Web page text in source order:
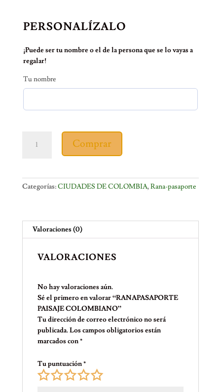
PERSONALÍZALO
¡Puede ser tu nombre o el de la persona que se lo vayas a
regalar!
Tu nombre
RANAPASAPORTE
PAISAJE
COLOMBIANO
Comprar
Categorías:CIUDADES DE COLOMBIA,Rana-pasaporte
Valoraciones (0)
VALORACIONES
No hay valoraciones aún.
Sé el primero en valorar “RANAPASAPORTE
PAISAJE COLOMBIANO”
Tu dirección de correo electrónico no será
publicada.Los campos obligatorios están
marcados con*
Tu puntuación*